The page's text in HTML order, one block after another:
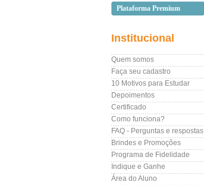
Plataforma Premium
Institucional
Quem somos
Faça seu cadastro
10 Motivos para Estudar
Depoimentos
Certificado
Como funciona?
FAQ - Perguntas e respostas
Brindes e Promoções
Programa de Fidelidade
Indique e Ganhe
Área do Aluno